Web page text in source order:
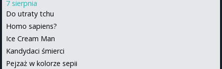
7 sierpnia
Do utraty tchu
Homo sapiens?
Ice Cream Man
Kandydaci śmierci
Pejzaż w kolorze sepii